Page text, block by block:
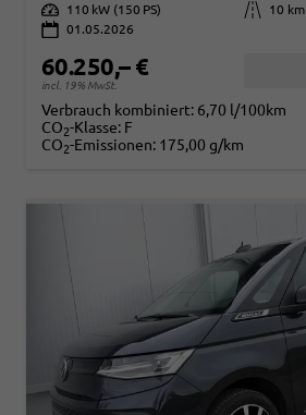
Leistung
110 kW (150 PS) Kilometerstand
10 km
01.05.2026
60.250,– €
incl. 19% MwSt.
Verbrauch kombiniert: 6,70 l/100km
CO2-Klasse: F
CO2-Emissionen: 175,00 g/km